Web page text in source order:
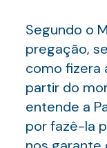
Segundo o
pregação,
como fizera
partir do
entende a
por fazê-la